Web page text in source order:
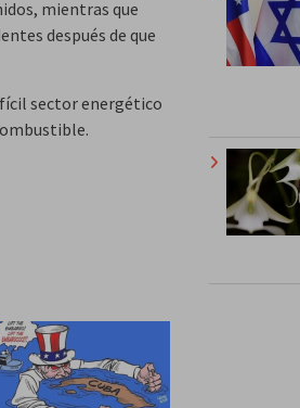
mientras que
después de que
sector energético